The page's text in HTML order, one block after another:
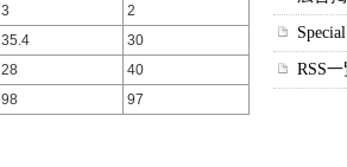
3
2
35.4
30
28
40
98 97
RSS